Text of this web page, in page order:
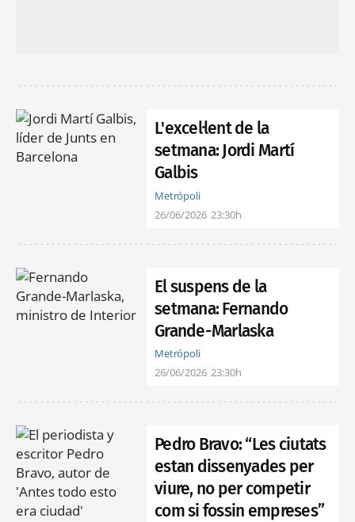
L'excel·lent de la
setmana: Jordi Martí
Galbis
Metrópoli
26/06/2026 23:30h
El suspens de la
setmana: Fernando
Grande-Marlaska
Metrópoli
26/06/2026 23:30h
Pedro Bravo: “Les ciutats
estan dissenyades per
viure, no per competir
com si fossin empreses”